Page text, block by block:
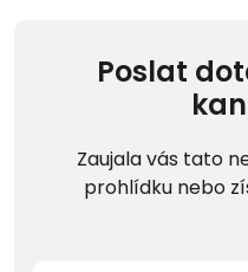
Poslat
Zaujala vás tato
prohlídku nebo